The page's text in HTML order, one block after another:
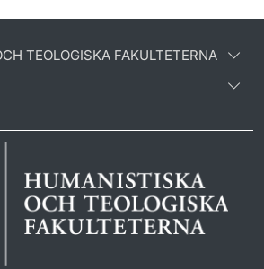
TEOLOGISKA FAKULTETERNA